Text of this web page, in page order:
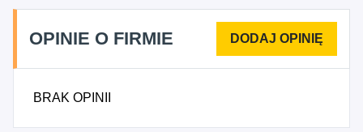
sprzedażą towarów różnego rodzaju, 4671Z -
Sprzedaż hurtowa paliw i produktów pochodnych,
4781Z - Sprzedaż detaliczna żywności, napojów i
targowiskach.
OPINIE O FIRMIE
BRAK OPINII